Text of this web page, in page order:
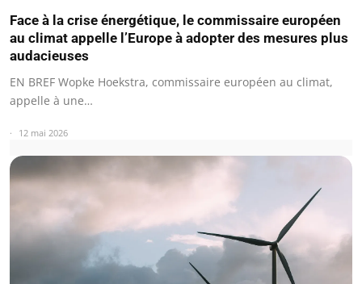
Face à la crise énergétique, le commissaire européen
au climat appelle l’Europe à adopter des mesures plus
audacieuses
EN BREF Wopke Hoekstra, commissaire européen au climat,
appelle à une…
12 mai 2026